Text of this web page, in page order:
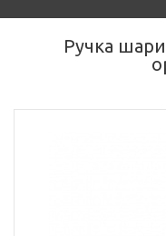
Ручка